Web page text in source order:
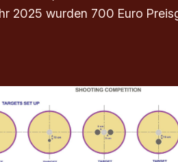
2025 wurden 700 Euro